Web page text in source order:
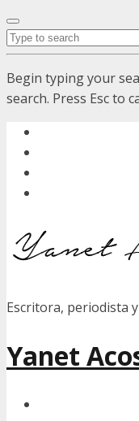
Begin typing your
search. Press Esc to
Escritora, periodista
Yanet